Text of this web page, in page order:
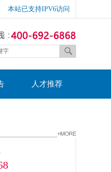
本站已支持IPV6访问
人才推荐